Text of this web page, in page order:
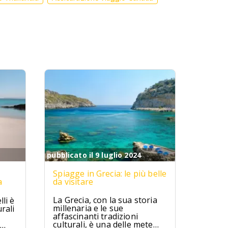
è
pubblicato il 9 luglio 2024
Spiagge in Grecia: le più belle
da visitare
La Grecia, con la sua storia
millenaria e le sue
affascinanti tradizioni
culturali, è una delle mete